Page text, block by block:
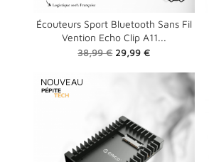
Écouteurs Sport Bluetooth Sans Fil
Vention Echo Clip A11...
Prix
38,99 € Prix
29,99 €
shopping_cart 
NOUVEAU